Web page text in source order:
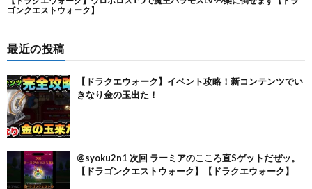
最近の投稿
【ドラクエウォーク】イベント攻略！新コンテンツでい
きなり金の玉出た！
@syoku2n1 次回 ラーミアのこころ直Sゲットだぜッ。
【ドラゴンクエストウォーク】【ドラクエウォーク】